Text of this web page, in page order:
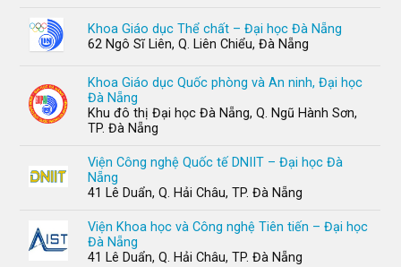
Khoa Giáo dục Thể chất – Đại học Đà Nẵng
62 Ngô Sĩ Liên, Q. Liên Chiểu, Đà Nẵng
Khoa Giáo dục Quốc phòng và An ninh, Đại học
Đà Nẵng
Khu đô thị Đại học Đà Nẵng, Q. Ngũ Hành Sơn,
TP. Đà Nẵng
Viện Công nghệ Quốc tế DNIIT – Đại học Đà
Nẵng
41 Lê Duẩn, Q. Hải Châu, TP. Đà Nẵng
Viện Khoa học và Công nghệ Tiên tiến – Đại học
Đà Nẵng
41 Lê Duẩn, Q. Hải Châu, TP. Đà Nẵng